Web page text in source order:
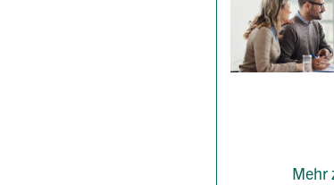
Mehr